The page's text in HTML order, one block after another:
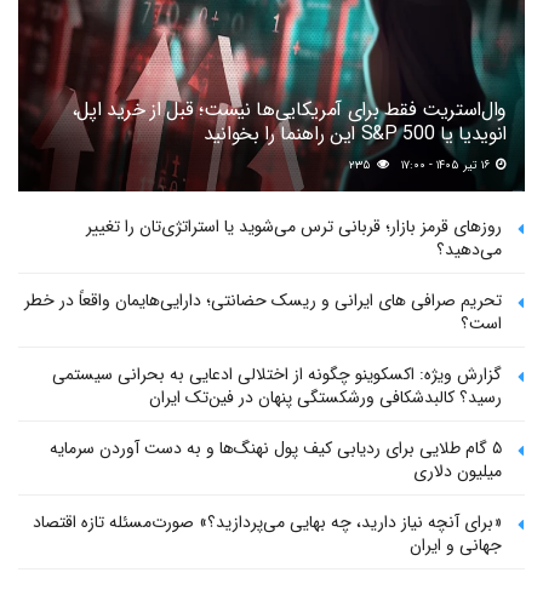
وال‌استریت فقط برای آمریکایی‌ها نیست؛ قبل از خرید اپل،
انویدیا یا S&P 500 این راهنما را بخوانید
۲۳۵
روزهای قرمز بازار؛ قربانی ترس می‌شوید یا استراتژی‌تان را تغییر
می‌دهید؟
تحریم صرافی های ایرانی و ریسک حضانتی؛ دارایی‌هایمان واقعاً در خطر
است؟
گزارش ویژه: اکسکوینو چگونه از اختلالی ادعایی به بحرانی سیستمی
رسید؟ کالبدشکافی ورشکستگی پنهان در فین‌تک ایران
۵ گام طلایی برای ردیابی کیف پول‌ نهنگ‌ها و به دست آوردن سرمایه
میلیون دلاری
«برای آنچه نیاز دارید، چه بهایی می‌پردازید؟» صورت‌مسئله تازه اقتصاد
جهانی و ایران